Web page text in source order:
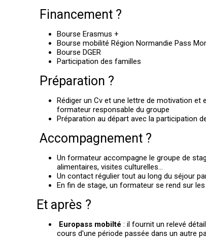
Financement ?
Bourse Erasmus +
Bourse mobilité Région Normandie Pass
Bourse DGER
Participation des familles
Préparation ?
Rédiger un Cv et une lettre de motivation
formateur responsable du groupe
Préparation au départ avec la participation
Accompagnement ?
Un formateur accompagne le groupe de
alimentaires, visites culturelles…
Un contact régulier tout au long du séjour
En fin de stage, un formateur se rend sur
Et après ?
Europass mobilté : il fournit un relevé
cours d'une période passée dans un autre